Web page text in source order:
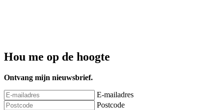
Hou me op de hoogte
Ontvang mijn nieuwsbrief.
E-mailadres
Postcode